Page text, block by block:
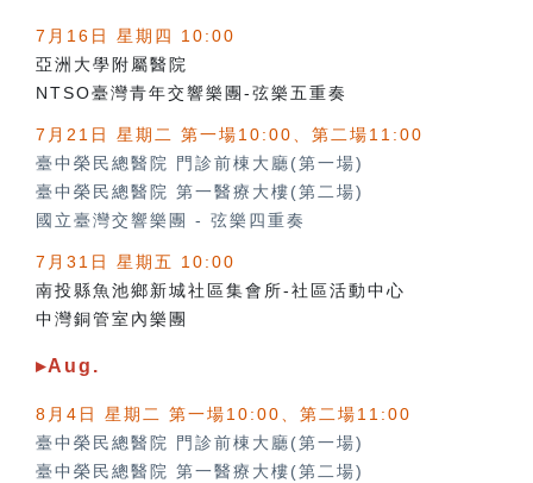
7月16日 星期四 10:00
亞洲大學附屬醫院
NTSO臺灣青年交響樂團-弦樂五重奏
7月21日 星期二 第一場10:00、第二場11:00
臺中榮民總醫院 門診前棟大廳(第一場)
臺中榮民總醫院 第一醫療大樓(第二場)
國立臺灣交響樂團 - 弦樂四重奏
7月31日 星期五 10:00
南投縣魚池鄉新城社區集會所-社區活動中心
中灣銅管室內樂團
▸Aug.
8月4日 星期二 第一場10:00、第二場11:00
臺中榮民總醫院 門診前棟大廳(第一場)
臺中榮民總醫院 第一醫療大樓(第二場)